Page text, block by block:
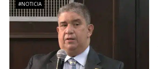
d
e
#NOTICIA